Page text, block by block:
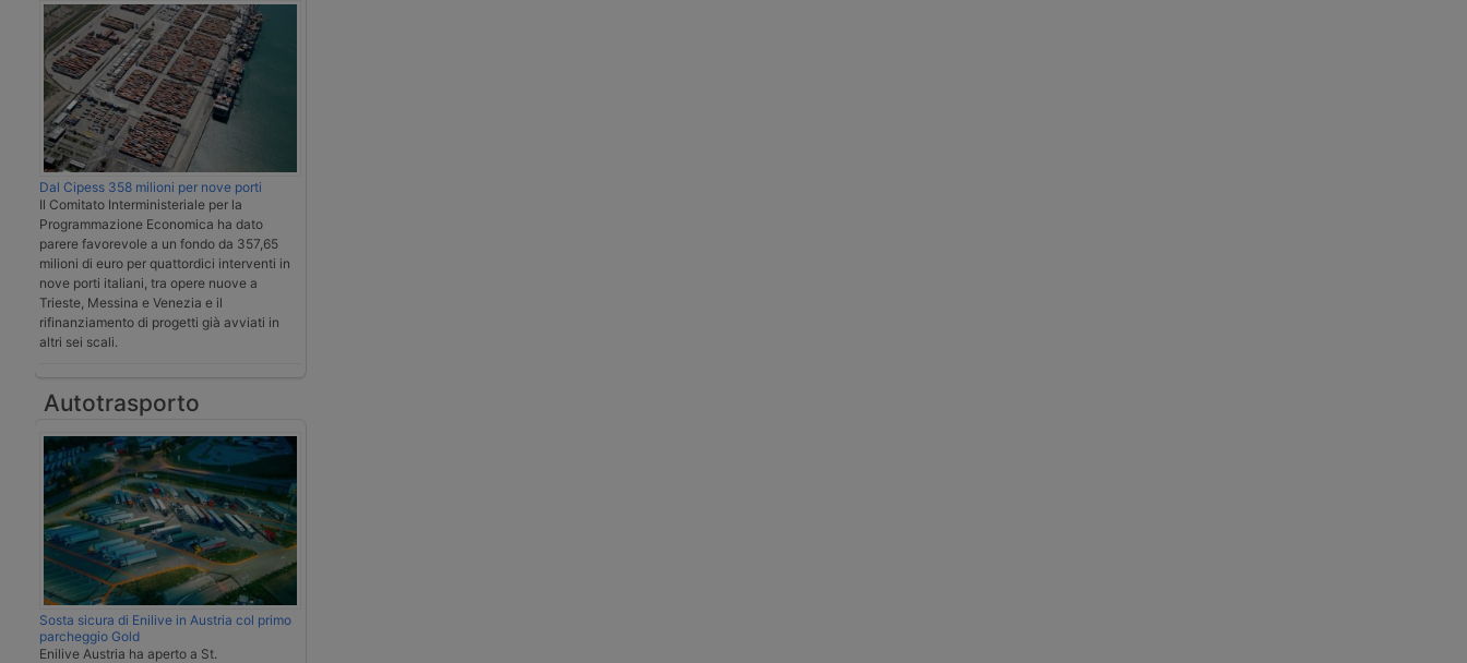
Dal Cipess 358 milioni per nove porti
Il Comitato Interministeriale per la
Programmazione Economica ha dato
parere favorevole a un fondo da 357,65
milioni di euro per quattordici interventi in
nove porti italiani, tra opere nuove a
Trieste, Messina e Venezia e il
rifinanziamento di progetti già avviati in
altri sei scali.
Autotrasporto
Sosta sicura di Enilive in Austria col primo
parcheggio Gold
Enilive Austria ha aperto a St.